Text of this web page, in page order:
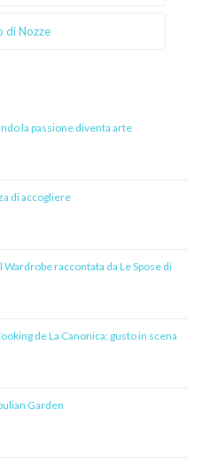
di Nozze
la passione diventa arte
di accogliere
raccontata da Le Spose di
de La Canonica: gusto in scena
Garden